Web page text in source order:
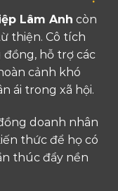
Lâm Anh còn
thiện. Cô tích
hỗ trợ các
cảnh khó
ái trong xã hội.
doanh nhân
thức để họ có
thúc đẩy nền